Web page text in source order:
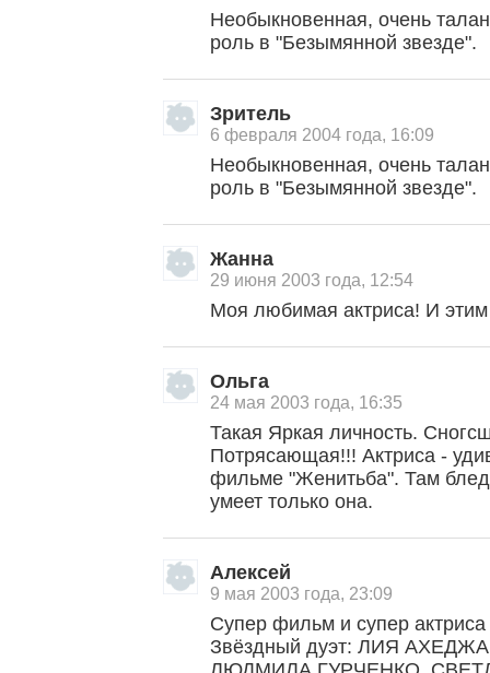
Необыкновенная, очень
роль в "Безымянной звезде".
Зритель
6 февраля 2004 года, 16:09
Необыкновенная, очень
роль в "Безымянной звезде".
Жанна
29 июня 2003 года, 12:54
Моя любимая актриса! И этим
Ольга
24 мая 2003 года, 16:35
Такая Яркая личность.
Потрясающая!!! Актриса -
фильме "Женитьба". Там
умеет только она.
Алексей
9 мая 2003 года, 23:09
Супер фильм и супер
Звёздный дуэт: ЛИЯ